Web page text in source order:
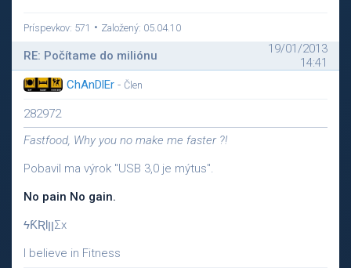
Príspevkov: 571 • Založený: 05.04.10
RE: Počítame do miliónu
19/01/2013
14:41
ChAnDlEr - Člen
282972
Fastfood, Why you no make me faster ?!
Pobavil ma výrok "USB 3,0 je mýtus".
No pain No gain.
ϟƘƦƖןןΣx
I believe in Fitness